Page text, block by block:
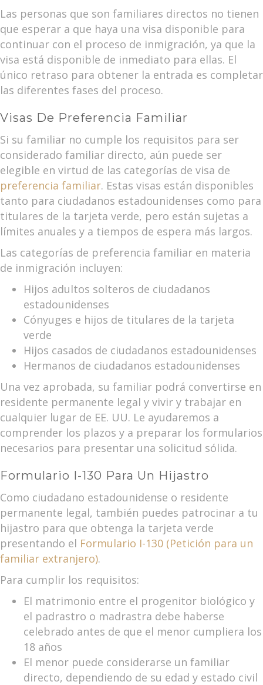
Las personas que son familiares directos no tienen
que esperar a que haya una visa disponible para
continuar con el proceso de inmigración, ya que la
visa está disponible de inmediato para ellas. El
único retraso para obtener la entrada es completar
las diferentes fases del proceso.
Visas De Preferencia Familiar
Si su familiar no cumple los requisitos para ser
considerado familiar directo, aún puede ser
elegible en virtud de las categorías de visa de
preferencia familiar. Estas visas están disponibles
tanto para ciudadanos estadounidenses como para
titulares de la tarjeta verde, pero están sujetas a
límites anuales y a tiempos de espera más largos.
Las categorías de preferencia familiar en materia
de inmigración incluyen:
Hijos adultos solteros de ciudadanos
estadounidenses
Cónyuges e hijos de titulares de la tarjeta
verde
Hijos casados de ciudadanos estadounidenses
Hermanos de ciudadanos estadounidenses
Una vez aprobada, su familiar podrá convertirse en
residente permanente legal y vivir y trabajar en
cualquier lugar de EE. UU. Le ayudaremos a
comprender los plazos y a preparar los formularios
necesarios para presentar una solicitud sólida.
Formulario I-130 Para Un Hijastro
Como ciudadano estadounidense o residente
permanente legal, también puedes patrocinar a tu
hijastro para que obtenga la tarjeta verde
presentando el Formulario I-130 (Petición para un
familiar extranjero).
Para cumplir los requisitos:
El matrimonio entre el progenitor biológico y
el padrastro o madrastra debe haberse
celebrado antes de que el menor cumpliera los
18 años
El menor puede considerarse un familiar
directo, dependiendo de su edad y estado civil